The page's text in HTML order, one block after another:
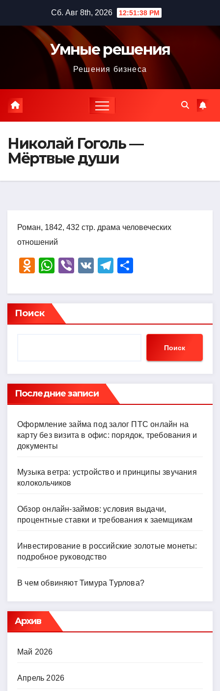
содержимому
Сб. Авг 8th, 2026 12:51:39 PM
Умные решения
Решения бизнеса
Николай Гоголь —
Мёртвые души
Роман, 1842, 432 стр. драма человеческих
отношений
O
n
o
kl
ni
ki
W
at
s
A
Vi
er
V
T
e
a
р
в
ть
Поиск
Поиск
Последние записи
Оформление займа под залог ПТС онлайн на
карту без визита в офис: порядок, требования и
документы
Музыка ветра: устройство и принципы звучания
колокольчиков
Обзор онлайн-займов: условия выдачи,
процентные ставки и требования к заемщикам
Инвестирование в российские золотые монеты:
подробное руководство
В чем обвиняют Тимура Турлова?
Архив
Май 2026
Апрель 2026